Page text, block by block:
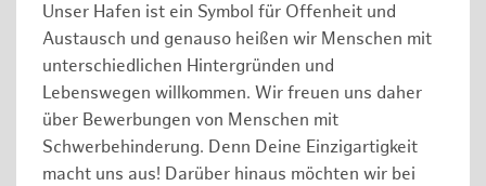
Unser Hafen ist ein Symbol für Offenheit und
Austausch und genauso heißen wir Menschen mit
unterschiedlichen Hintergründen und
Lebenswegen willkommen. Wir freuen uns daher
über Bewerbungen von Menschen mit
Schwerbehinderung. Denn Deine Einzigartigkeit
macht uns aus! Darüber hinaus möchten wir bei